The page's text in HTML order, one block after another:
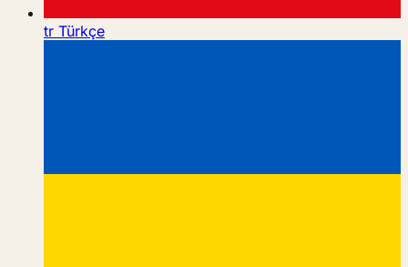
tr Türkçe